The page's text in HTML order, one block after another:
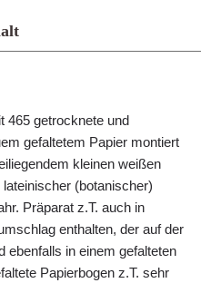
465 getrocknete und
gefaltetem Papier montiert
kleinen weißen
(botanischer)
Präparat z.T. auch in
enthalten, der auf der
ebenfalls in einem gefalteten
Papierbogen z.T. sehr